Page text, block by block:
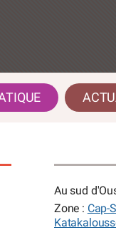
Au sud
Zone : Cap-